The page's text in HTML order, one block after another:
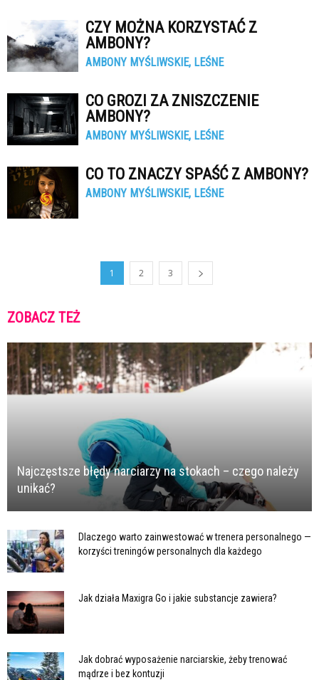
CZY MOŻNA KORZYSTAĆ Z
AMBONY?
AMBONY MYŚLIWSKIE, LEŚNE
CO GROZI ZA ZNISZCZENIE
AMBONY?
AMBONY MYŚLIWSKIE, LEŚNE
CO TO ZNACZY SPAŚĆ Z AMBONY?
AMBONY MYŚLIWSKIE, LEŚNE
1 2 3
ZOBACZ TEŻ
Najczęstsze błędy narciarzy na stokach – czego należy
unikać?
Dlaczego warto zainwestować w trenera personalnego —
korzyści treningów personalnych dla każdego
Jak działa Maxigra Go i jakie substancje zawiera?
Jak dobrać wyposażenie narciarskie, żeby trenować
mądrze i bez kontuzji